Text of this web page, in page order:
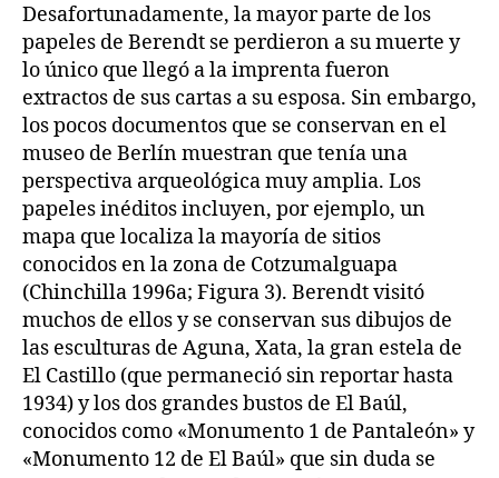
Desafortunadamente, la mayor parte de los
papeles de Berendt se perdieron a su muerte y
lo único que llegó a la imprenta fueron
extractos de sus cartas a su esposa. Sin embargo,
los pocos documentos que se conservan en el
museo de Berlín muestran que tenía una
perspectiva arqueológica muy amplia. Los
papeles inéditos incluyen, por ejemplo, un
mapa que localiza la mayoría de sitios
conocidos en la zona de Cotzumalguapa
(Chinchilla 1996a; Figura 3). Berendt visitó
muchos de ellos y se conservan sus dibujos de
las esculturas de Aguna, Xata, la gran estela de
El Castillo (que permaneció sin reportar hasta
1934) y los dos grandes bustos de El Baúl,
conocidos como «Monumento 1 de Pantaleón» y
«Monumento 12 de El Baúl» que sin duda se